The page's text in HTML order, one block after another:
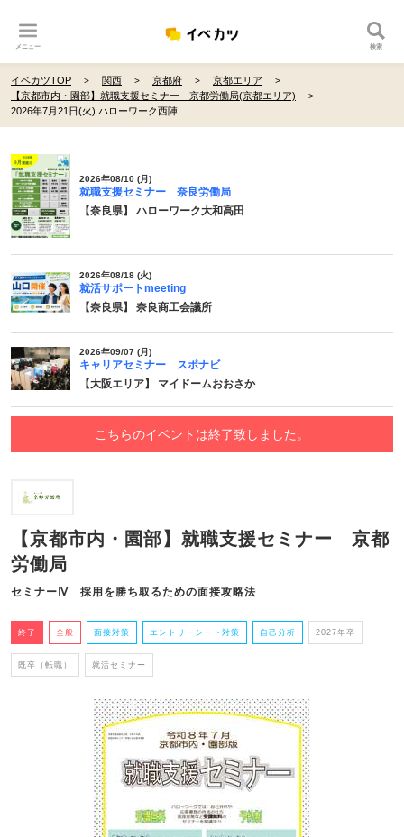
メニュー 検索
イベカツTOP 関西 京都府
京都エリア
【京都市内・園部】就職支援セミナー 京都労働局(京都エリア)
2026年7月21日(火) ハローワーク西陣
2026年08/10 (月)
就職支援セミナー 奈良労働局
【奈良県】 ハローワーク大和高田
2026年08/18 (火)
就活サポートmeeting
【奈良県】 奈良商工会議所
2026年09/07 (月)
キャリアセミナー スポナビ
【大阪エリア】 マイドームおおさか
こちらのイベントは終了致しました。
【京都市内・園部】就職支援セミナー 京都
労働局
セミナーⅣ 採用を勝ち取るための面接攻略法
終了 全般 面接対策 エントリーシート対策 自己分析 2027年卒
既卒（転職） 就活セミナー